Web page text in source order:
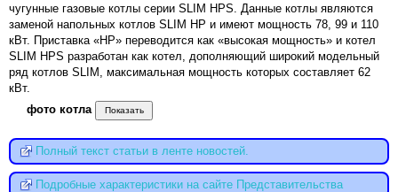
чугунные газовые котлы серии SLIM HPS. Данные котлы являются
заменой напольных котлов SLIM HP и имеют мощность 78, 99 и 110
кВт. Приставка «HP» переводится как «высокая мощность» и котел
SLIM HPS разработан как котел, дополняющий широкий модельный
ряд котлов SLIM, максимальная мощность которых составляет 62
кВт.
фото котла
Полный текст статьи в ленте новостей.
Подробные характеристики на сайте Представительства